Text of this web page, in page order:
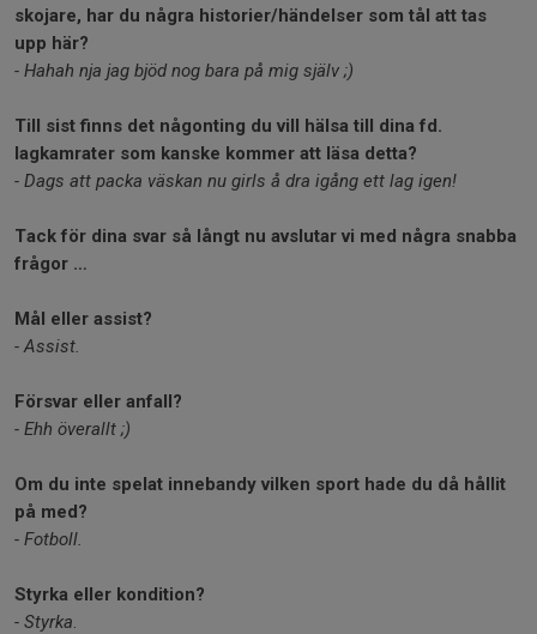
skojare, har du några historier/händelser som tål att tas
upp här?
- Hahah nja jag bjöd nog bara på mig själv ;)
Till sist finns det någonting du vill hälsa till dina fd.
lagkamrater som kanske kommer att läsa detta?
- Dags att packa väskan nu girls å dra igång ett lag igen!
Tack för dina svar så långt nu avslutar vi med några snabba
frågor …
Mål eller assist?
- Assist.
Försvar eller anfall?
- Ehh överallt ;)
Om du inte spelat innebandy vilken sport hade du då hållit
på med?
- Fotboll.
Styrka eller kondition?
- Styrka.